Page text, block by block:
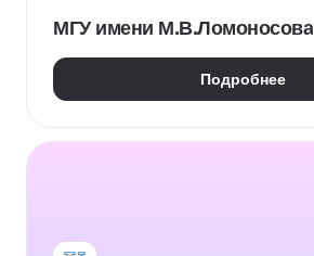
МГУ имени М.В.Ломоносова
Подробнее